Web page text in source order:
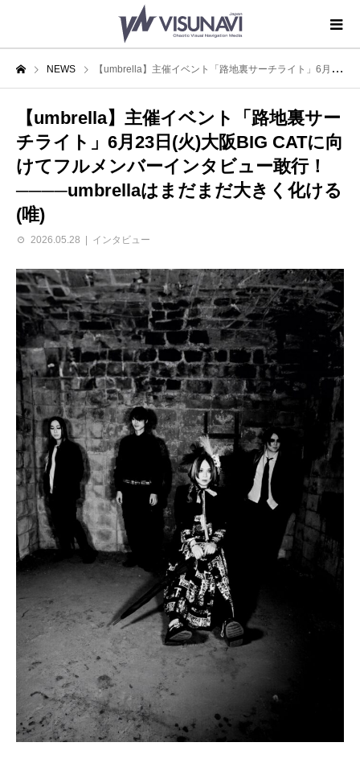
NEWS 【umbrella】主催イベント「路地裏サーチライト」6月23日(火)大阪BIG CATに向けてフルメンバーインタビュー敢行！────umbrellaはまだまだ大きく化ける(唯)
【umbrella】主催イベント「路地裏サー
チライト」6月23日(火)大阪BIG CATに向
けてフルメンバーインタビュー敢行！
────umbrellaはまだまだ大きく化ける
(唯)
2026.05.28 インタビュー